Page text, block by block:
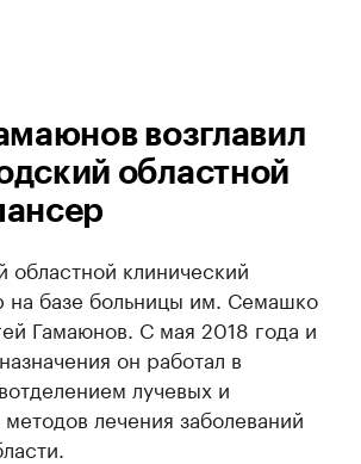
возглавил
областной
областной клинический
на базе больницы им. Семашко
Гамаюнов. С мая 2018 года и
он работал в
лучевых и
лечения заболеваний